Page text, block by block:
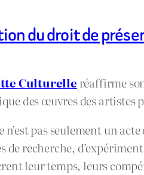
du droit de
Culturelle réaffirme
des œuvres des artistes
n’est pas seulement un
de recherche,
leur temps, leurs